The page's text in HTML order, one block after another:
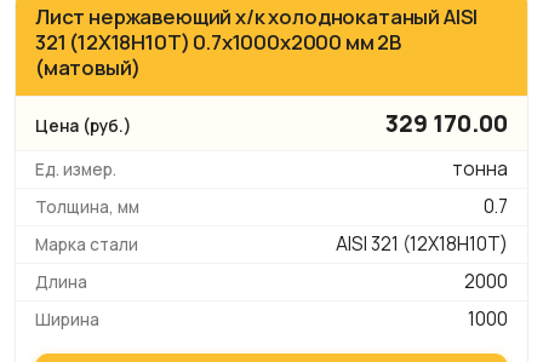
Лист нержавеющий х/к холоднокатаный AISI
321 (12Х18Н10Т) 0.7х1000х2000 мм 2B
(матовый)
329 170.00
тонна
0.7
AISI 321 (12Х18Н10Т)
2000
1000